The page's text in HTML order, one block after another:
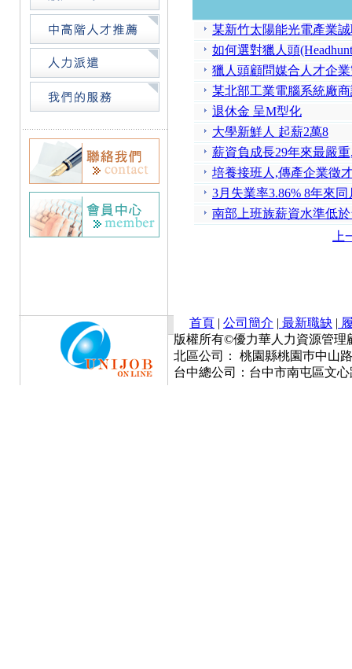
某新竹太陽能光電產業
如何選對獵人頭
獵人頭顧問媒合人才企
某北部工業電腦系統廠
退休金 呈M型化
大學新鮮人 起薪2萬8
薪資負成長29年來最嚴
培養接班人,傳產企業
3月失業率3.86% 8年來同
南部上班族薪資水準低
上
首頁 | 公司簡介 | 最新職缺 |
版權所有©優力華人力資源管理
北區公司： 桃園縣桃園巿中山
台中總公司：台中市南屯區文